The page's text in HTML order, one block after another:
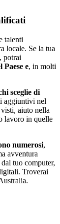
talenti
locale. Se la tua
potrai
Paese e, in molti
sceglie di
aggiuntivi nel
aiuto nella
lavoro in quelle
numerosi,
avventura
tuo computer,
Troverai